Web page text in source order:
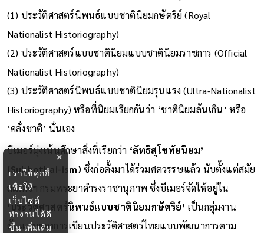
(1) ประวัติศาสตร์นิพนธ์แบบชาตินิยมกษัตริย์ (Royal
Nationalist Historiography)
(2) ประวัติศาสตร์แบบชาตินิยมแบบชาตินิยมราชการ (Official
Nationalist Historiography)
(3) ประวัติศาสตร์นิพนธ์แบบชาตินิยมรุนแรง (Ultra-Nationalist
Historiography) หรือที่นิยมเรียกกันว่า ‘ชาตินิยมล้นเกิน’ หรือ
‘คลั่งชาติ’ นั่นเอง
บีเมอร์มุ่งเน้นศึกษาสิ่งที่เรียกว่า ‘ลัทธิสุโขทัยนิยม’
(Sukhothai-ism) ซึ่งก่อตั้งมาได้ร่วมศตวรรษแล้ว นับตั้งแต่สมัย
สมเด็จฯ กรมพระยาดำรงราชานุภาพ ซึ่งบีเมอร์จัดให้อยู่ใน
‘ประวัติศาสตร์นิพนธ์แบบชาตินิยมกษัตริย์’ เป็นกลุ่มงาน
ต้นแบบของการเขียนประวัติศาสตร์ไทยแบบพัฒนาการตาม
×
เราใช้คุกกี้
เพื่อให้
เว็บไซต์
ทำงานได้ดี
ขึ้นเพิ่มเติม